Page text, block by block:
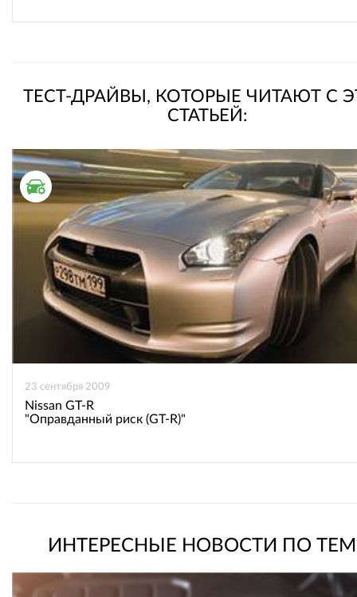
ТЕСТ-ДРАЙВЫ, КОТОРЫЕ ЧИТАЮТ С
СТАТЬЕЙ:
ТЕСТ ДРАЙВ
23 сентября 2009
Nissan GT-R
"Оправданный риск (GT-R)"
ИНТЕРЕСНЫЕ НОВОСТИ ПО